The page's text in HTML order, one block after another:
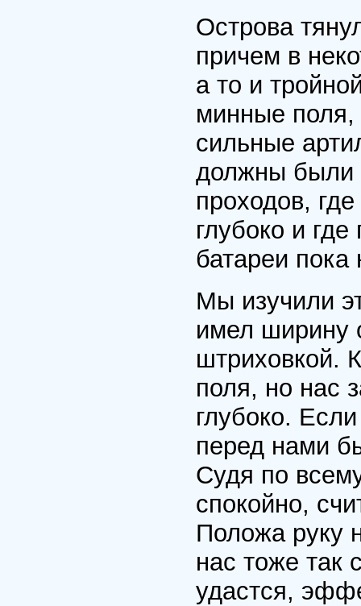
Острова
причем в
а то и
минные поля,
сильные
должны были
проходов,
глубоко и
батареи
Мы изучили
имел ширину
штриховкой.
поля, но нас
глубоко.
перед нами
Судя по
спокойно,
Положа руку
нас тоже так
удастся,